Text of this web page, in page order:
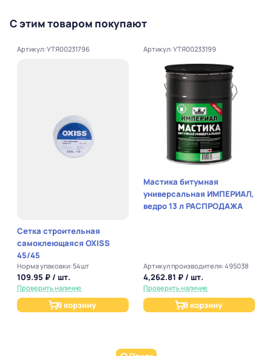
С этим товаром покупают
Артикул: УТЯ00231796
Сетка строительная
самоклеющаяся OXISS
45/45
Норма упаковки: 54шт
109.95 ₽ / шт.
Проверить наличие
В корзину
Артикул: УТЯ00233199
Мастика битумная
универсальная ИМПЕРИАЛ,
ведро 13 л РАСПРОДАЖА
Артикул производителя: 495038
4,262.81 ₽ / шт.
Проверить наличие
В корзину